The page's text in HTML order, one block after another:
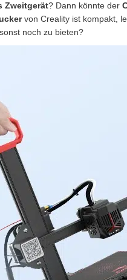
Zweitgerät? Dann könnte der
von Creality ist kompakt,
noch zu bieten?